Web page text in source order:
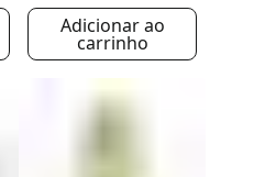
Adicionar ao
carrinho